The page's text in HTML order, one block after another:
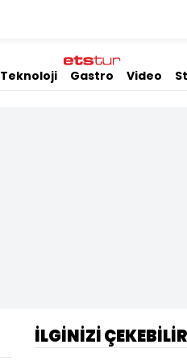
Teknoloji Gastro Video
İLGİNİZİ ÇEKEBİLİR